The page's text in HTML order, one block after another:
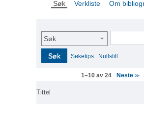
Søk Verkliste Om
Søk
Søk Søketips Nullstill
1–10 av 24 Neste>>
Tittel